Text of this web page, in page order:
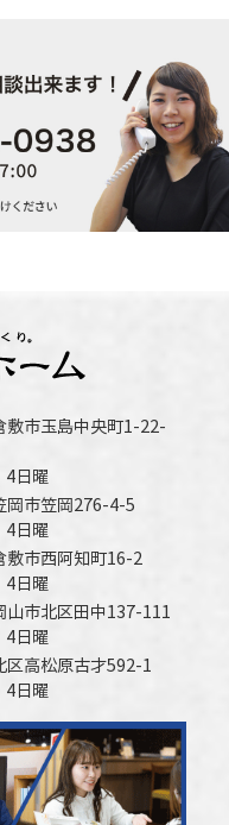
敷市玉島中央町1-22-
4日曜
岡市笠岡276-4-5
4日曜
敷市西阿知町16-2
4日曜
山市北区田中137-111
4日曜
区高松原古才592-1
4日曜